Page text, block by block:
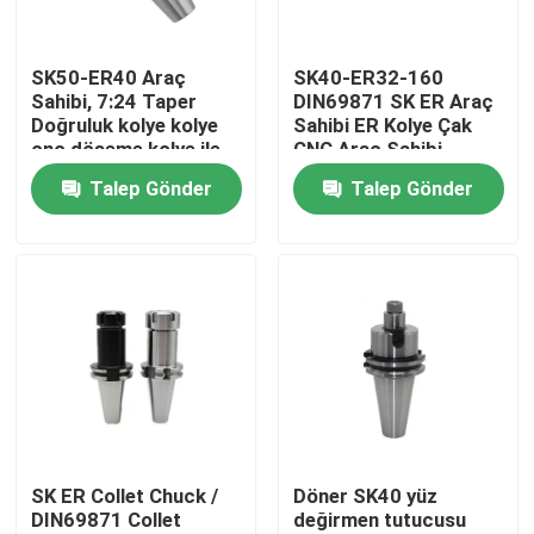
Hakkımızda
Fabrika turu
Kalite kontrol
Bir teklif isteği
SK Alet Tutucu
SK50-ER40 Araç
Sahibi, 7:24 Taper
Doğruluk kolye kolye
cnc döşeme kolye ile
CNC Döner Çak
Talep Gönder
SK40-ER32-160
DIN69871 SK ER Araç
Sahibi ER Kolye Çak
CNC Araç Sahibi
Talep Gönder
SK ER Collet Chuck /
DIN69871 Collet
Döner SK40 yüz
değirmen tutucusu